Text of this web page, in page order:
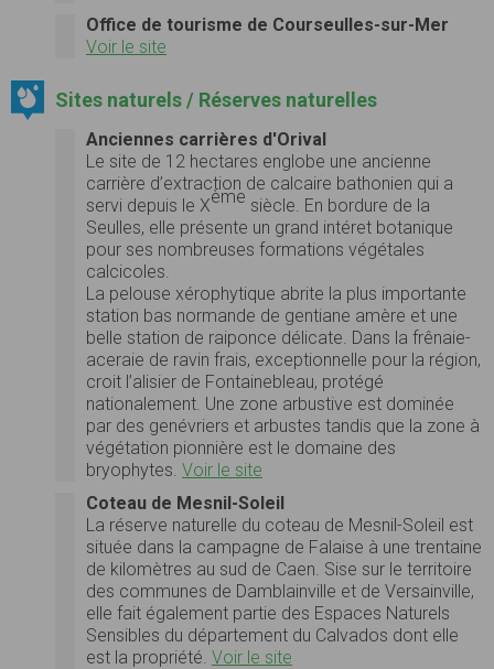
Office de tourisme de Courseulles-sur-Mer
Voir le site
Sites naturels / Réserves naturelles
Anciennes carrières d'Orival
Le site de 12 hectares englobe une ancienne
carrière d’extraction de calcaire bathonien qui a
servi depuis le Xème siècle. En bordure de la
Seulles, elle présente un grand intéret botanique
pour ses nombreuses formations végétales
calcicoles.
La pelouse xérophytique abrite la plus importante
station bas normande de gentiane amère et une
belle station de raiponce délicate. Dans la frênaie-
aceraie de ravin frais, exceptionnelle pour la région,
croit l’alisier de Fontainebleau, protégé
nationalement. Une zone arbustive est dominée
par des genévriers et arbustes tandis que la zone à
végétation pionnière est le domaine des
bryophytes. Voir le site
Coteau de Mesnil-Soleil
La réserve naturelle du coteau de Mesnil-Soleil est
située dans la campagne de Falaise à une trentaine
de kilomètres au sud de Caen. Sise sur le territoire
des communes de Damblainville et de Versainville,
elle fait également partie des Espaces Naturels
Sensibles du département du Calvados dont elle
est la propriété. Voir le site